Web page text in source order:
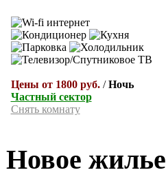
Цены от 1800 руб./Ночь
Частный сектор
Снять комнату
Новое жилье